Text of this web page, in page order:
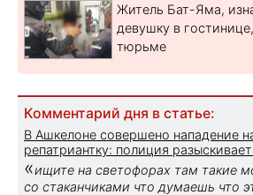
Житель Бат-Яма,
девушку в
тюрьме
Комментарий дня в статье:
В Ашкелоне совершено нападение
репатриантку: полиция
«ищите на светофорах там такие
со стаканчиками что думаешь что